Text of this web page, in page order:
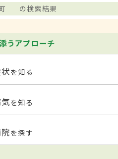
の検索結果
うアプローチ
を知る
を知る
を探す